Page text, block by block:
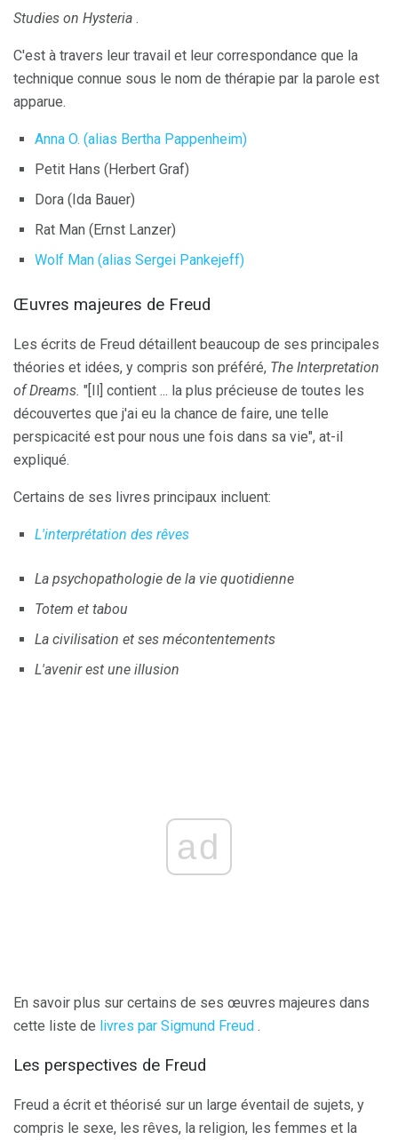
Studies on Hysteria .
C'est à travers leur travail et leur correspondance que la
technique connue sous le nom de thérapie par la parole est
apparue.
Anna O. (alias Bertha Pappenheim)
Petit Hans (Herbert Graf)
Dora (Ida Bauer)
Rat Man (Ernst Lanzer)
Wolf Man (alias Sergei Pankejeff)
Œuvres majeures de Freud
Les écrits de Freud détaillent beaucoup de ses principales
théories et idées, y compris son préféré, The Interpretation
of Dreams. "[Il] contient ... la plus précieuse de toutes les
découvertes que j'ai eu la chance de faire, une telle
perspicacité est pour nous une fois dans sa vie", at-il
expliqué.
Certains de ses livres principaux incluent:
L'interprétation des rêves
La psychopathologie de la vie quotidienne
Totem et tabou
La civilisation et ses mécontentements
L'avenir est une illusion
ad
En savoir plus sur certains de ses œuvres majeures dans
cette liste de livres par Sigmund Freud .
Les perspectives de Freud
Freud a écrit et théorisé sur un large éventail de sujets, y
compris le sexe, les rêves, la religion, les femmes et la